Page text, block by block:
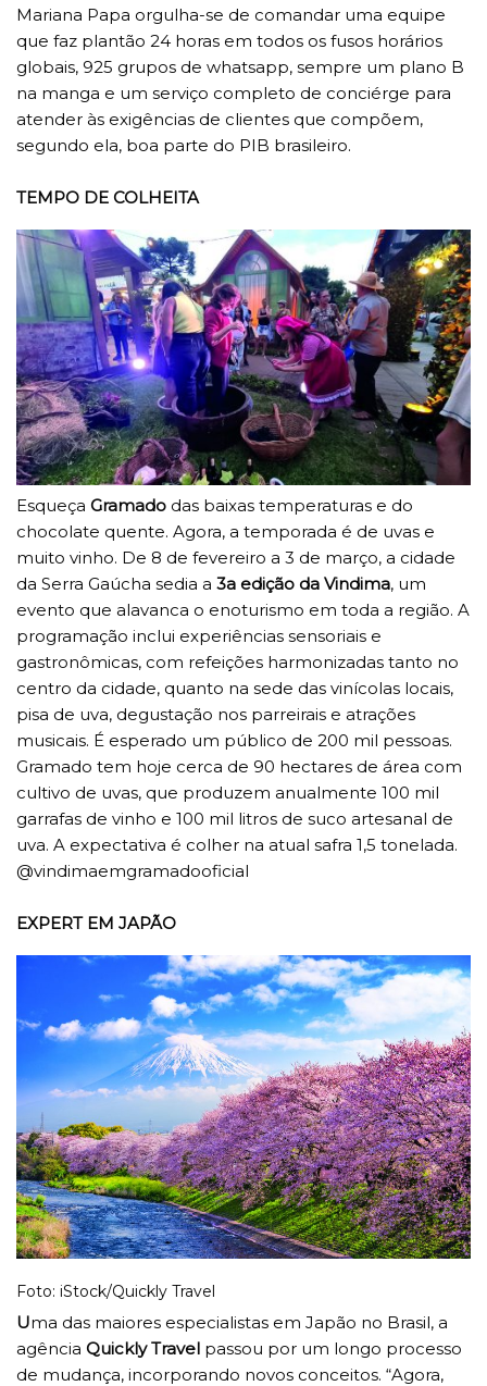
Mariana Papa orgulha-se de comandar uma equipe
que faz plantão 24 horas em todos os fusos horários
globais, 925 grupos de whatsapp, sempre um plano B
na manga e um serviço completo de conciérge para
atender às exigências de clientes que compõem,
segundo ela, boa parte do PIB brasileiro.
TEMPO DE COLHEITA
Esqueça Gramado das baixas temperaturas e do
chocolate quente. Agora, a temporada é de uvas e
muito vinho. De 8 de fevereiro a 3 de março, a cidade
da Serra Gaúcha sedia a 3a edição da Vindima, um
evento que alavanca o enoturismo em toda a região. A
programação inclui experiências sensoriais e
gastronômicas, com refeições harmonizadas tanto no
centro da cidade, quanto na sede das vinícolas locais,
pisa de uva, degustação nos parreirais e atrações
musicais. É esperado um público de 200 mil pessoas.
Gramado tem hoje cerca de 90 hectares de área com
cultivo de uvas, que produzem anualmente 100 mil
garrafas de vinho e 100 mil litros de suco artesanal de
uva. A expectativa é colher na atual safra 1,5 tonelada.
@vindimaemgramadooficial
EXPERT EM JAPÃO
Foto: iStock/Quickly Travel
Uma das maiores especialistas em Japão no Brasil, a
agência Quickly Travel passou por um longo processo
de mudança, incorporando novos conceitos. “Agora,